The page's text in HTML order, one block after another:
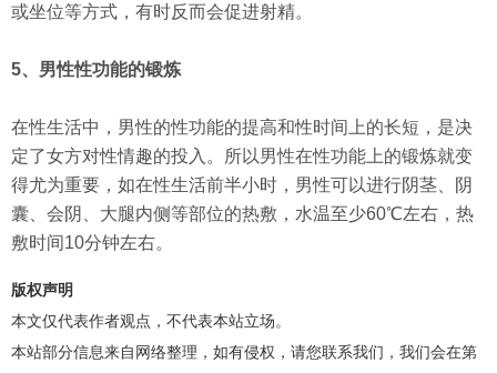
或坐位等方式，有时反而会促进射精。
5、男性性功能的锻炼
在性生活中，男性的性功能的提高和性时间上的长短，是决
定了女方对性情趣的投入。所以男性在性功能上的锻炼就变
得尤为重要，如在性生活前半小时，男性可以进行阴茎、阴
囊、会阴、大腿内侧等部位的热敷，水温至少60℃左右，热
敷时间10分钟左右。
版权声明
本文仅代表作者观点，不代表本站立场。
本站部分信息来自网络整理，如有侵权，请您联系我们，我们会在第